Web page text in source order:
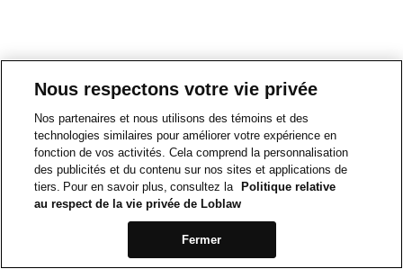
Nous respectons votre vie privée
Nos partenaires et nous utilisons des témoins et des
technologies similaires pour améliorer votre expérience en
fonction de vos activités. Cela comprend la personnalisation
des publicités et du contenu sur nos sites et applications de
tiers. Pour en savoir plus, consultez la
Politique relative
au respect de la vie privée de Loblaw
Fermer